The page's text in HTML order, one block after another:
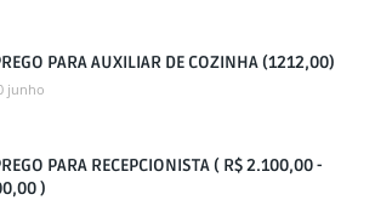
PARA AUXILIAR DE COZINHA (1212,00)
junho
PARA RECEPCIONISTA ( R$ 2.100,00 -
)